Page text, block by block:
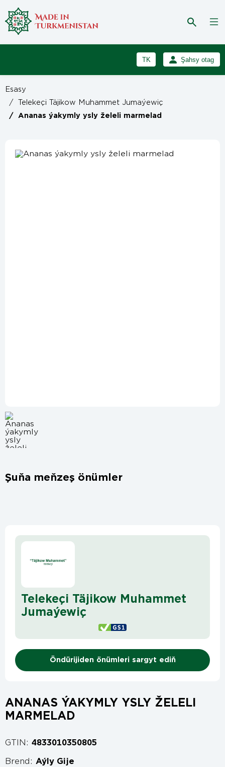
TK
RU
Şahsy otag
Esasy
/ Telekeçi Täjikow Muhammet Jumaýewiç
/ Ananas ýakymly ysly želeli marmelad
Şuňa meňzeş önümler
Telekeçi Täjikow Muhammet
Jumaýewiç
Öndürijiden önümleri sargyt ediň
ANANAS ÝAKYMLY YSLY ŽELELI
MARMELAD
GTIN: 4833010350805
Brend: Aýly Gije